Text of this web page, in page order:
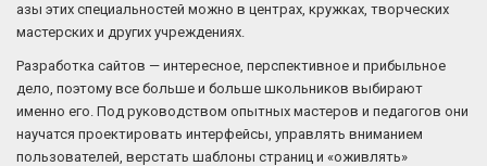
азы этих специальностей можно в центрах, кружках, творческих
мастерских и других учреждениях.
Разработка сайтов — интересное, перспективное и прибыльное
дело, поэтому все больше и больше школьников выбирают
именно его. Под руководством опытных мастеров и педагогов они
научатся проектировать интерфейсы, управлять вниманием
пользователей, верстать шаблоны страниц и «оживлять»